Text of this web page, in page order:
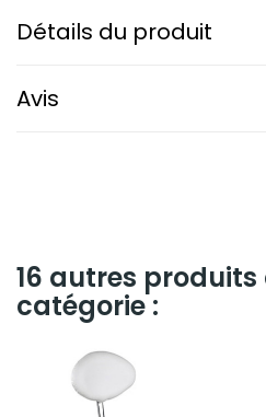
Détails du produit
Avis
16 autres
catégorie :